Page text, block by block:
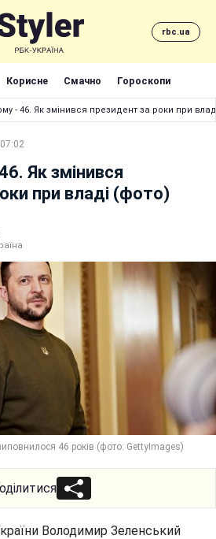
rbc.ua
Корисне Смачно Гороскопи
- 46. Як змінився президент за роки при
Як змінився
при владі (фото)
46 років (фото: GettyImages)
Володимир Зеленський